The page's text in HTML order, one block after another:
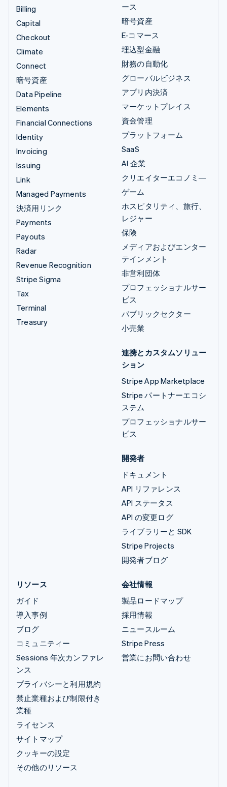
Billing
Capital
Checkout
Climate
Connect
暗号資産
Data Pipeline
Elements
Financial Connections
Identity
Invoicing
Issuing
Link
Managed Payments
決済用リンク
Payments
Payouts
Radar
Revenue Recognition
Stripe Sigma
Tax
Terminal
Treasury
ース
暗号資産
E-コマース
埋込型金融
財務の自動化
グローバルビジネス
アプリ内決済
マーケットプレイス
資金管理
プラットフォーム
SaaS
AI 企業
クリエイターエコノミ―
ゲーム
ホスピタリティ、旅行、
レジャー
保険
メディアおよびエンター
テインメント
非営利団体
プロフェッショナルサー
ビス
パブリックセクター
小売業
連携とカスタムソリュー
ション
Stripe App Marketplace
Stripe パートナーエコシ
ステム
プロフェッショナルサー
ビス
開発者
ドキュメント
API リファレンス
API ステータス
API の変更ログ
ライブラリーと SDK
Stripe Projects
開発者ブログ
リソース
ガイド
導入事例
ブログ
コミュニティー
Sessions 年次カンファレ
ンス
プライバシーと利用規約
禁止業種および制限付き
業種
ライセンス
サイトマップ
クッキーの設定
その他のリソース
会社情報
製品ロードマップ
採用情報
ニュースルーム
Stripe Press
営業にお問い合わせ